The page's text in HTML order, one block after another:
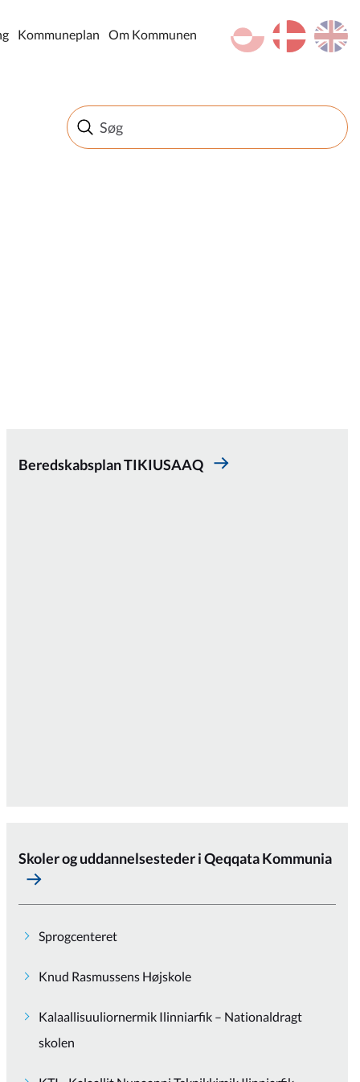
en
da
kl-GL
Kommuneplan Om Kommunen
Beredskabsplan TIKIUSAAQ
Skoler og uddannelsesteder i Qeqqata Kommunia
Sprogcenteret
Knud Rasmussens Højskole
Kalaallisuuliornermik Ilinniarfik – Nationaldragt
skolen